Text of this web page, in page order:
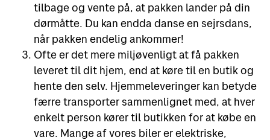
tilbage og vente på, at pakken lander på din
dørmåtte. Du kan endda danse en sejrsdans,
når pakken endelig ankommer!
Ofte er det mere miljøvenligt at få pakken
leveret til dit hjem, end at køre til en butik og
hente den selv. Hjemmeleveringer kan betyde
færre transporter sammenlignet med, at hver
enkelt person kører til butikken for at købe en
vare. Mange af vores biler er elektriske,